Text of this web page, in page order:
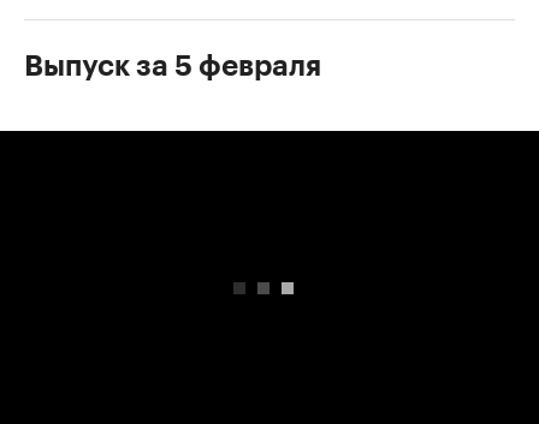
Выпуск за 5 февраля